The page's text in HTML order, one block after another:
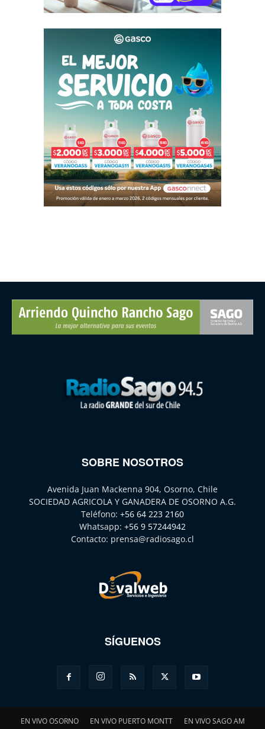
SOBRE NOSOTROS
Avenida Juan Mackenna 904, Osorno, Chile
SOCIEDAD AGRICOLA Y GANADERA DE OSORNO A.G.
Teléfono: +56 64 223 2160
Whatsapp: +56 9 57244942
Contacto: prensa@radiosago.cl
SÍGUENOS
EN VIVO OSORNO EN VIVO PUERTO MONTT EN VIVO SAGO AM